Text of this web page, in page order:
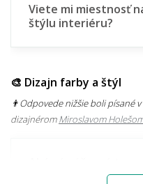
Viete mi miestnosť
štýlu interiéru?
🎨 Dizajn farby a štýl
👨‍Odpovede nižšie boli písané
dizajnéromMiroslavom